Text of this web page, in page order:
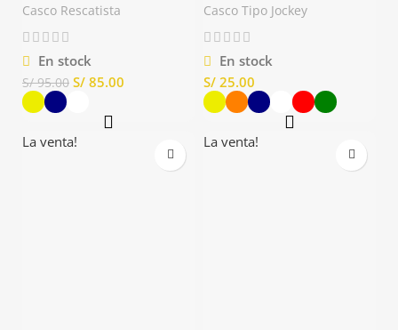
Casco Rescatista
En stock
S/95.00 S/ 85.00
Casco Tipo Jockey
En stock
S/
La venta! La venta!